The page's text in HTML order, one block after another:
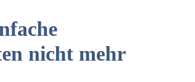
nicht mehr